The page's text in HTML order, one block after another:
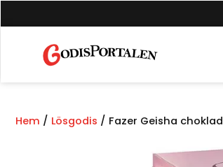
till
Hem / Lösgodis / Fazer Geisha choklad